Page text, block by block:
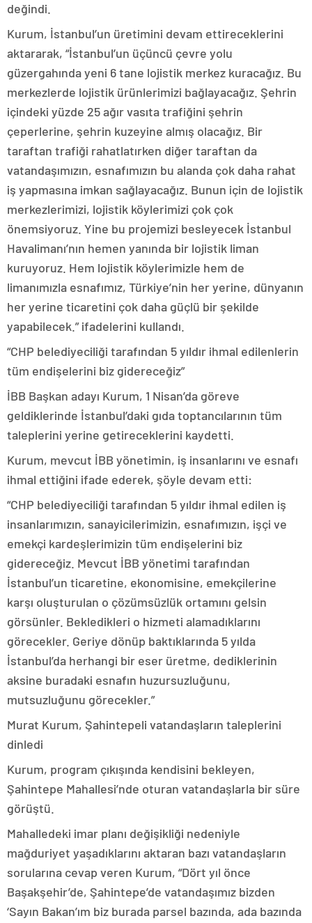
değindi.
Kurum, İstanbul’un üretimini devam ettireceklerini
aktararak, “İstanbul’un üçüncü çevre yolu
güzergahında yeni 6 tane lojistik merkez kuracağız. Bu
merkezlerde lojistik ürünlerimizi bağlayacağız. Şehrin
içindeki yüzde 25 ağır vasıta trafiğini şehrin
çeperlerine, şehrin kuzeyine almış olacağız. Bir
taraftan trafiği rahatlatırken diğer taraftan da
vatandaşımızın, esnafımızın bu alanda çok daha rahat
iş yapmasına imkan sağlayacağız. Bunun için de lojistik
merkezlerimizi, lojistik köylerimizi çok çok
önemsiyoruz. Yine bu projemizi besleyecek İstanbul
Havalimanı’nın hemen yanında bir lojistik liman
kuruyoruz. Hem lojistik köylerimizle hem de
limanımızla esnafımız, Türkiye’nin her yerine, dünyanın
her yerine ticaretini çok daha güçlü bir şekilde
yapabilecek.” ifadelerini kullandı.
“CHP belediyeciliği tarafından 5 yıldır ihmal edilenlerin
tüm endişelerini biz gidereceğiz”
İBB Başkan adayı Kurum, 1 Nisan’da göreve
geldiklerinde İstanbul’daki gıda toptancılarının tüm
taleplerini yerine getireceklerini kaydetti.
Kurum, mevcut İBB yönetimin, iş insanlarını ve esnafı
ihmal ettiğini ifade ederek, şöyle devam etti:
“CHP belediyeciliği tarafından 5 yıldır ihmal edilen iş
insanlarımızın, sanayicilerimizin, esnafımızın, işçi ve
emekçi kardeşlerimizin tüm endişelerini biz
gidereceğiz. Mevcut İBB yönetimi tarafından
İstanbul’un ticaretine, ekonomisine, emekçilerine
karşı oluşturulan o çözümsüzlük ortamını gelsin
görsünler. Bekledikleri o hizmeti alamadıklarını
görecekler. Geriye dönüp baktıklarında 5 yılda
İstanbul’da herhangi bir eser üretme, dediklerinin
aksine buradaki esnafın huzursuzluğunu,
mutsuzluğunu görecekler.”
Murat Kurum, Şahintepeli vatandaşların taleplerini
dinledi
Kurum, program çıkışında kendisini bekleyen,
Şahintepe Mahallesi’nde oturan vatandaşlarla bir süre
görüştü.
Mahalledeki imar planı değişikliği nedeniyle
mağduriyet yaşadıklarını aktaran bazı vatandaşların
sorularına cevap veren Kurum, “Dört yıl önce
Başakşehir’de, Şahintepe’de vatandaşımız bizden
‘Sayın Bakan’ım biz burada parsel bazında, ada bazında